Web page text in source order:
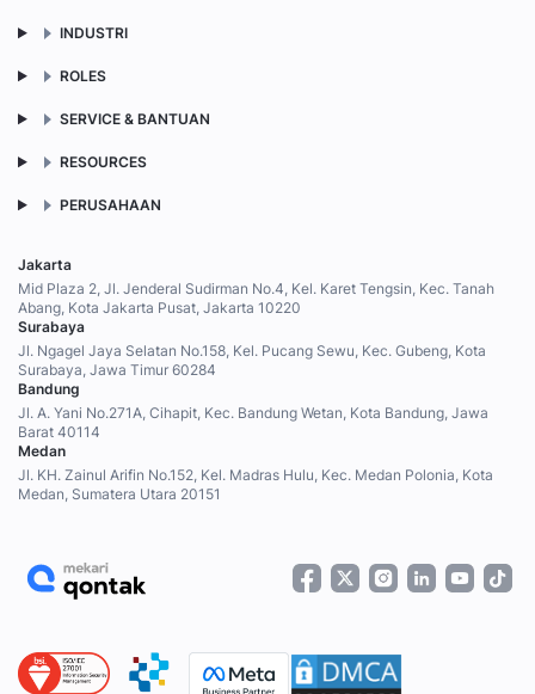
INDUSTRI
ROLES
SERVICE & BANTUAN
RESOURCES
PERUSAHAAN
Jakarta
Mid Plaza 2, Jl. Jenderal Sudirman No.4, Kel. Karet Tengsin, Kec. Tanah
Abang, Kota Jakarta Pusat, Jakarta 10220
Surabaya
Jl. Ngagel Jaya Selatan No.158, Kel. Pucang Sewu, Kec. Gubeng, Kota
Surabaya, Jawa Timur 60284
Bandung
Jl. A. Yani No.271A, Cihapit, Kec. Bandung Wetan, Kota Bandung, Jawa
Barat 40114
Medan
Jl. KH. Zainul Arifin No.152, Kel. Madras Hulu, Kec. Medan Polonia, Kota
Medan, Sumatera Utara 20151